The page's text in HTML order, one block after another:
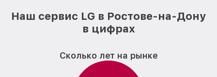
Наш сервис LG в Ростове-на-Дону
в цифрах
Сколько лет на рынке